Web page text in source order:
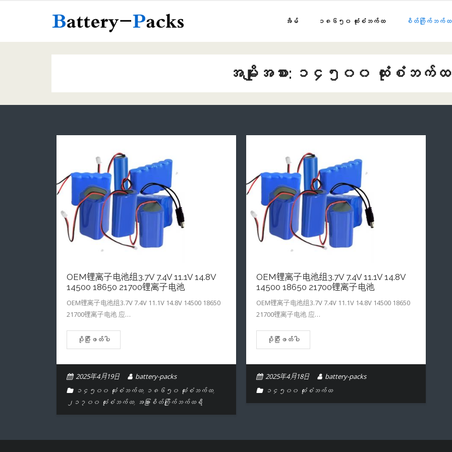
အိမ်
၁၈၆၅၀ ထုံးစံဘက်ထ စိတ်ကြိုက်ဘက်ထ
အမျိုးအစား: ၁၄၅၀၀ ထုံးစံဘက်ထ
OEM锂离子电池组3.7V 7.4V 11.1V 14.8V
14500 18650 21700锂离子电池
OEM锂离子电池组3.7V 7.4V 11.1V 14.8V 14500 18650
21700锂离子电池 应…
ပိုပြီးဖတ်ပါ
2025年4月19日
battery-packs
၁၄၅၀၀ ထုံးစံဘက်ထ, ၁၈၆၅၀ ထုံးစံဘက်ထ,
၂၁၇၀၀ ထုံးစံဘက်ထ, အခြားစိတ်ကြိုက်ဘက်ထရီ
OEM锂离子电池组3.7V 7.4V 11.1V 14.8V
14500 18650 21700锂离子电池
OEM锂离子电池组3.7V 7.4V 11.1V 14.8V 14500 18650
21700锂离子电池 应…
ပိုပြီးဖတ်ပါ
2025年4月18日
battery-packs
၁၄၅၀၀ ထုံးစံဘက်ထ